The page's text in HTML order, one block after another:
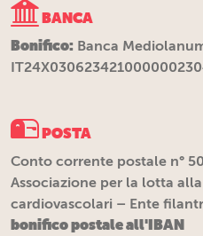
BANCA
Bonifico: Banca
POSTA
Conto corrente postale n°
Associazione per la lotta
cardiovascolari – Ente
bonifico postale all'IBAN